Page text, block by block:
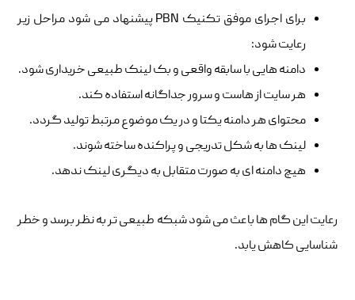
برای اجرای موفق تکنیک PBN پیشنهاد می شود مراحل زیر
رعایت شود:
دامنه هایی با سابقه واقعی و بک لینک طبیعی خریداری شود.
هر سایت از هاست و سرور جداگانه استفاده کند.
محتوای هر دامنه یکتا و در یک موضوع مرتبط تولید گردد.
لینک ها به شکل تدریجی و پراکنده ساخته شوند.
هیچ دامنه ای به صورت متقابل به دیگری لینک ندهد.
رعایت این گام ها باعث می شود شبکه طبیعی تر به نظر برسد و خطر
شناسایی کاهش یابد.